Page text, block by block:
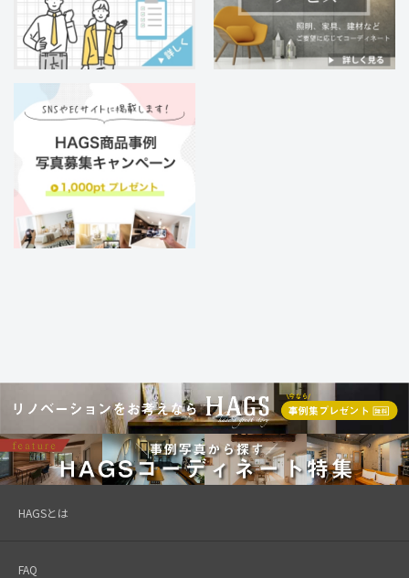
HAGSとは
FAQ